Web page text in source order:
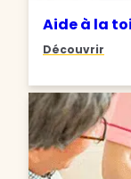
Aide à la
Découvrir